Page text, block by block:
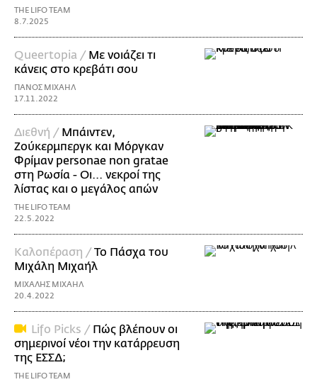
THE LIFO TEAM
8.7.2025
Queertopia / Με νοιάζει τι
κάνεις στο κρεβάτι σου
ΠΑΝΟΣ ΜΙΧΑΗΛ
17.11.2022
Διεθνή / Μπάιντεν,
Ζούκερμπεργκ και Μόργκαν
Φρίμαν personae non gratae
στη Ρωσία - Οι... νεκροί της
λίστας και ο μεγάλος απών
THE LIFO TEAM
22.5.2022
Καλοπέραση /Το Πάσχα του
Μιχάλη Μιχαήλ
ΜΙΧΑΛΗΣ ΜΙΧΑΗΛ
20.4.2022
Lifo Picks / Πώς βλέπουν οι
σημερινοί νέοι την κατάρρευση
της ΕΣΣΔ;
THE LIFO TEAM